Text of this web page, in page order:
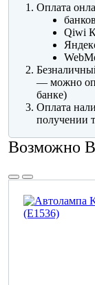
Оплата
Qiwi
— можно
банке)
Оплата
получении
Возможно